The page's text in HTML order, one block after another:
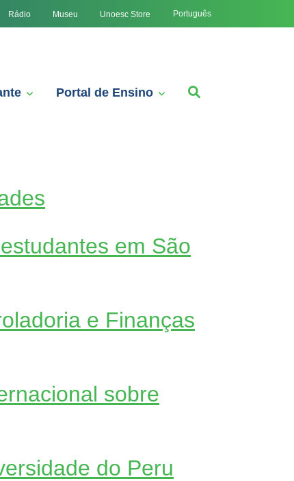
Rádio Museu Unoesc Store Português
Portal de Ensino
em São
e Finanças
sobre
do Peru